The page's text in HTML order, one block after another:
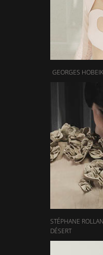
GEORGES
STÉPHANE
DÉSERT